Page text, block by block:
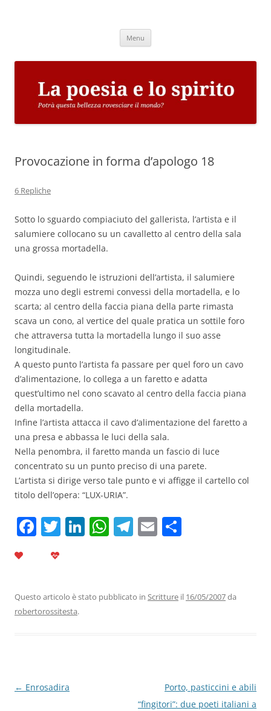
Menu
Provocazione in forma d’apologo 18
6 Repliche
Sotto lo sguardo compiaciuto del gallerista, l’artista e il
salumiere collocano su un cavalletto al centro della sala
una grossa mortadella.
Quindi, seguendo le istruzioni dell’artista, il salumiere
mozza uno degli estremi convessi della mortadella, e lo
scarta; al centro della faccia piana della parte rimasta
scava un cono, al vertice del quale pratica un sottile foro
che attraversa tutta la mortadella lungo il suo asse
longitudinale.
A questo punto l’artista fa passare per quel foro un cavo
d’alimentazione, lo collega a un faretto e adatta
quest’ultimo nel cono scavato al centro della faccia piana
della mortadella.
Infine l’artista attacca il cavo d’alimentazione del faretto a
una presa e abbassa le luci della sala.
Nella penombra, il faretto manda un fascio di luce
concentrato su un punto preciso di una parete.
L’artista si dirige verso tale punto e vi affigge il cartello col
titolo dell’opera: “LUX-URIA”.
F
b
o
T Li
dI
W
A
T
a
E
vi
Questo articolo è stato pubblicato in Scritture il 16/05/2007da
robertorossitesta.
Navigazione
← Enrosadira
Porto, pasticcini e abili
“fingitori”: due poeti italiani a